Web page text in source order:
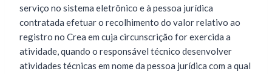
serviço no sistema eletrônico e à pessoa jurídica
contratada efetuar o recolhimento do valor relativo ao
registro no Crea em cuja circunscrição for exercida a
atividade, quando o responsável técnico desenvolver
atividades técnicas em nome da pessoa jurídica com a qual